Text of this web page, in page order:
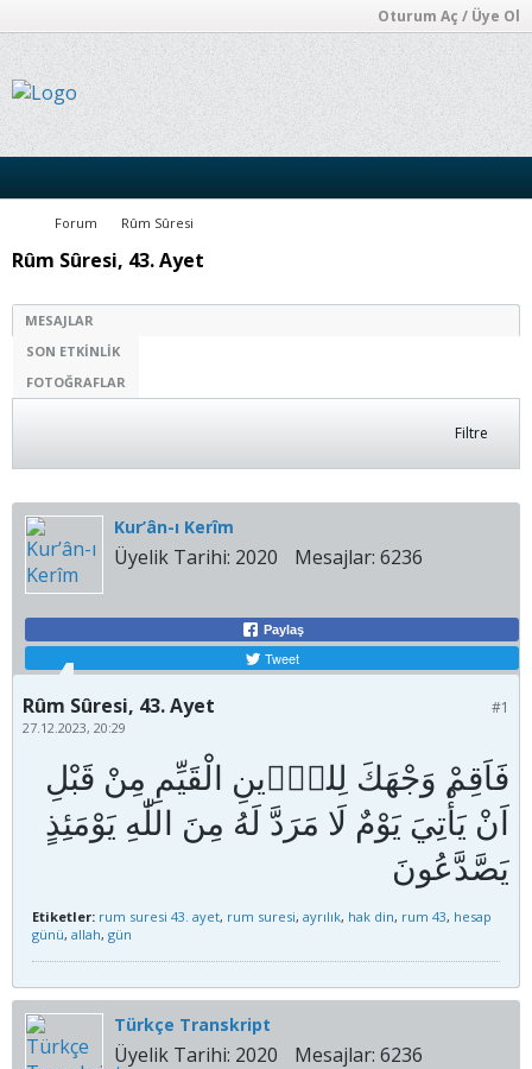
Oturum Aç / Üye Ol
Forum Rûm Sûresi
Rûm Sûresi, 43. Ayet
MESAJLAR
SON ETKINLIK
FOTOĞRAFLAR
Filtre
Kur’ân-ı Kerîm
Üyelik Tarihi: 2020 Mesajlar: 6236
Paylaş
Tweet
#1
Rûm Sûresi, 43. Ayet
27.12.2023, 20:29
فَاَقِمْ وَجْهَكَ لِلدّ۪ينِ الْقَيِّمِ مِنْ قَبْلِ
اَنْ يَأْتِيَ يَوْمٌ لَا مَرَدَّ لَهُ مِنَ اللّٰهِ يَوْمَئِذٍ
Etiketler: rum suresi 43. ayet, rum suresi, ayrılık, hak din, rum 43, hesap
günü, allah, gün
Türkçe Transkript
Üyelik Tarihi: 2020 Mesajlar: 6236